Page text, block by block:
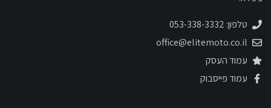
טלפון: 053-338-3332
office@elitemoto.co.il
עמוד העסק
עמוד פייסבוק